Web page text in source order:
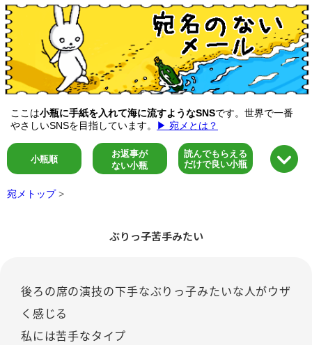
ここは小瓶に手紙を入れて海に流すようなSNSです。世界で一番
やさしいSNSを目指しています。
▶ 宛メとは？
小瓶順
お返事が
ない小瓶
読んでもらえる
だけで良い小瓶
宛メトップ >
ぶりっ子苦手みたい
後ろの席の演技の下手なぶりっ子みたいな人がウザ
く感じる
私には苦手なタイプ